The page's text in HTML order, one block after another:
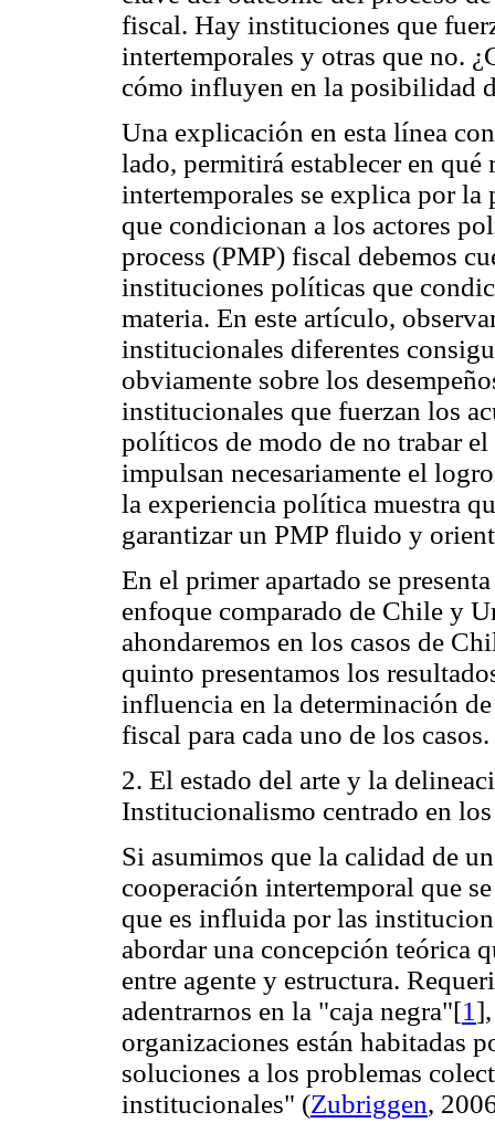
fiscal. Hay instituciones que
intertemporales y otras que no.
cómo influyen en la posibilidad
Una explicación en esta línea
lado, permitirá establecer en qué
intertemporales se explica por la
que condicionan a los actores
process (PMP) fiscal debemos
instituciones políticas que
materia. En este artículo,
institucionales diferentes
obviamente sobre los
institucionales que fuerzan los
políticos de modo de no trabar
impulsan necesariamente el
la experiencia política muestra
garantizar un PMP fluido y
En el primer apartado se
enfoque comparado de Chile y
ahondaremos en los casos de
quinto presentamos los
influencia en la determinación
fiscal para cada uno de los casos.
2. El estado del arte y la
Institucionalismo centrado en los
Si asumimos que la calidad de
cooperación intertemporal que
que es influida por las
abordar una concepción teórica
entre agente y estructura.
adentrarnos en la "caja negra"[1
organizaciones están habitadas
soluciones a los problemas
institucionales" (Zubriggen,